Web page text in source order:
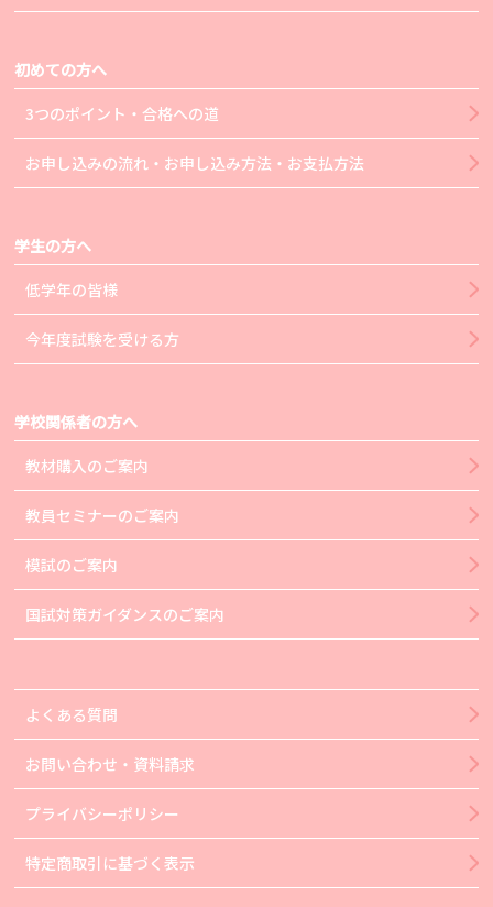
初めての方へ
3つのポイント・合格への道
お申し込みの流れ・お申し込み方法・お支払方法
学生の方へ
低学年の皆様
今年度試験を受ける方
学校関係者の方へ
教材購入のご案内
教員セミナーのご案内
模試のご案内
国試対策ガイダンスのご案内
よくある質問
お問い合わせ・資料請求
プライバシーポリシー
特定商取引に基づく表示